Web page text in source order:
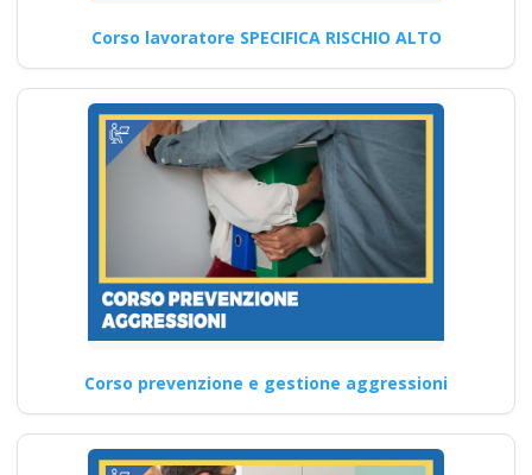
Corso lavoratore SPECIFICA RISCHIO ALTO
Corso prevenzione e gestione aggressioni